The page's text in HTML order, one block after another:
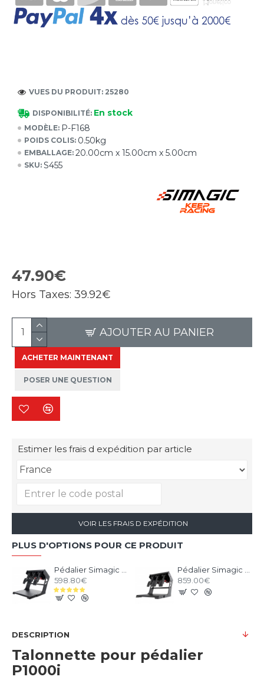
DISPONIBILITÉ: En stock
MODÈLE: P-F168
POIDS COLIS: 0.50kg
EMBALLAGE: 20.00cm x 15.00cm x 5.00cm
SKU: S455
VUES DU PRODUIT: 25280
47.90€
Hors Taxes: 39.92€
AJOUTER AU PANIER
ACHETER MAINTENANT
POSER UNE QUESTION
Estimer les frais d expédition par article
VOIR LES FRAIS D EXPÉDITION
PLUS D'OPTIONS POUR CE PRODUIT
598.80€
859.00€
DESCRIPTION
Talonnette pour pédalier
P1000i